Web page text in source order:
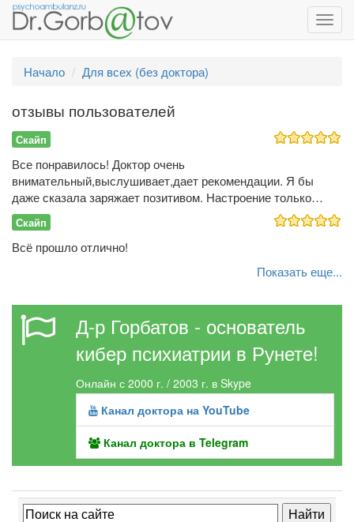
Начало
Для всех (без доктора)
отзывы пользователей
Скайп
Все понравилось! Доктор очень
внимательный,выслушивает,дает рекомендации. Я бы
даже сказала заряжает позитивом. Настроение только…
Скайп
Всё прошло отлично!
Показать еще...
Д-р Горбатов - основатель
кибер психиатрии в Рунете!
Онлайн с 2000 г. / 2003 г. в Skype
Канал доктора на YouTube
Канал доктора в Telegram